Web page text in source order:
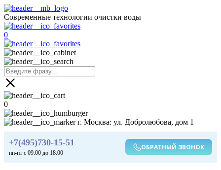
Современные технологии очистки воды
0
0
г. Москва: ул. Добролюбова, дом 1
+7(495)730-15-51
пн-пт с 09:00 до 18:00
ОБРАТНЫЙ ЗВОНОК